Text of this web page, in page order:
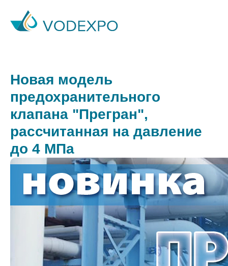
Новая модель
предохранительного
клапана "Прегран",
рассчитанная на давление
до 4 МПа